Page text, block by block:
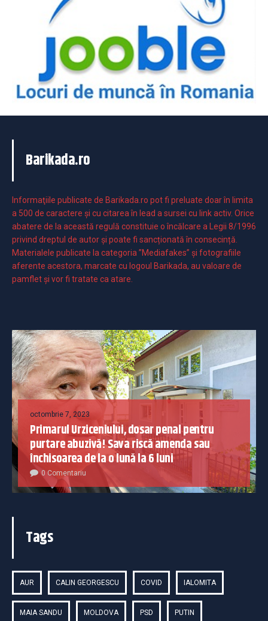
Barikada.ro
Informaţiile publicate de Barikada.ro pot fi preluate doar în limita
a 500 de caractere şi cu citarea în lead a sursei cu link activ. Orice
abatere de la această regulă constituie o încălcare a Legii 8/1996
privind dreptul de autor și poate fi sancționată în consecință.
Materialele publicate la categoria ”Mediafakes” și fotografiile
aferente acestora, marcate cu logoul Barikada, au valoare de
pamflet și vor fi tratate ca atare.
octombrie 7, 2023
Primarul Urziceniului, dosar penal pentru
purtare abuzivă! Sava riscă amenda sau
închisoarea de la o lună la 6 luni
0 Comentariu
Tags
AUR CALIN GEORGESCU COVID IALOMITA
MAIA SANDU MOLDOVA PSD PUTIN